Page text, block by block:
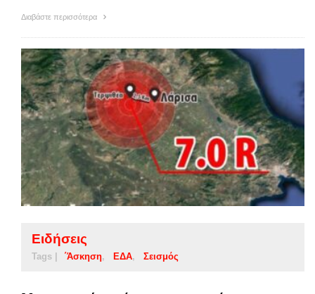
Διαβάστε περισσότερα
Ειδήσεις
Tags | ΄Άσκηση ΕΔΑ Σεισμός